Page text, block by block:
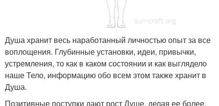
Душа хранит весь наработанный личностью опыт за все
воплощения. Глубинные установки, идеи, привычки,
устремления, то как в каком состоянии и как выглядело
наше Тело, информацию обо всем этом также хранит в
Душа.
Позитивные поступки дают рост Душе, делая ее более,